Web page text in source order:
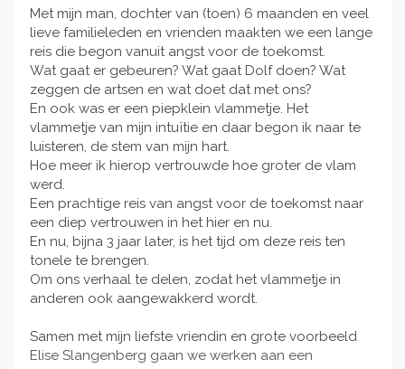
Met mijn man, dochter van (toen) 6 maanden en veel
lieve familieleden en vrienden maakten we een lange
reis die begon vanuit angst voor de toekomst.
Wat gaat er gebeuren? Wat gaat Dolf doen? Wat
zeggen de artsen en wat doet dat met ons?
En ook was er een piepklein vlammetje. Het
vlammetje van mijn intuïtie en daar begon ik naar te
luisteren, de stem van mijn hart.
Hoe meer ik hierop vertrouwde hoe groter de vlam
werd.
Een prachtige reis van angst voor de toekomst naar
een diep vertrouwen in het hier en nu.
En nu, bijna 3 jaar later, is het tijd om deze reis ten
tonele te brengen.
Om ons verhaal te delen, zodat het vlammetje in
anderen ook aangewakkerd wordt.
Samen met mijn liefste vriendin en grote voorbeeld
Elise Slangenberg gaan we werken aan een